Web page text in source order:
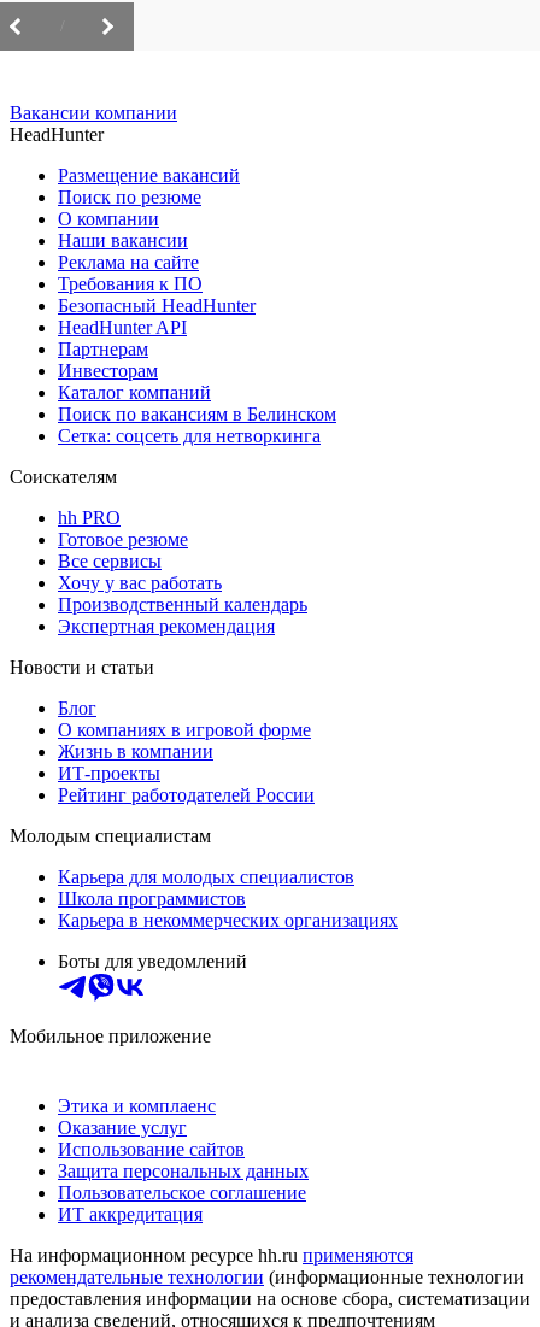
Вакансии компании
HeadHunter
Размещение вакансий
Поиск по резюме
О компании
Наши вакансии
Реклама на сайте
Требования к ПО
Безопасный HeadHunter
HeadHunter API
Партнерам
Инвесторам
Каталог компаний
Поиск по вакансиям в Белинском
Сетка: соцсеть для нетворкинга
Соискателям
hh PRO
Готовое резюме
Все сервисы
Хочу у вас работать
Производственный календарь
Экспертная рекомендация
Новости и статьи
Блог
О компаниях в игровой форме
Жизнь в компании
ИТ-проекты
Рейтинг работодателей России
Молодым специалистам
Карьера для молодых специалистов
Школа программистов
Карьера в некоммерческих организациях
Боты для уведомлений
Мобильное приложение
Этика и комплаенс
Оказание услуг
Использование сайтов
Защита персональных данных
Пользовательское соглашение
ИТ аккредитация
На информационном ресурсе hh.ru применяются
рекомендательные технологии (информационные технологии
предоставления информации на основе сбора, систематизации
и анализа сведений, относящихся к предпочтениям